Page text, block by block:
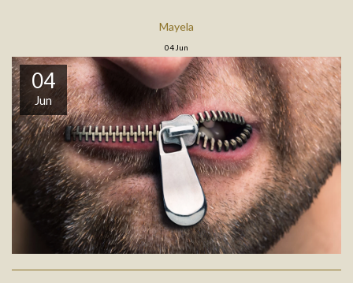
Mayela
04 Jun
04
Jun